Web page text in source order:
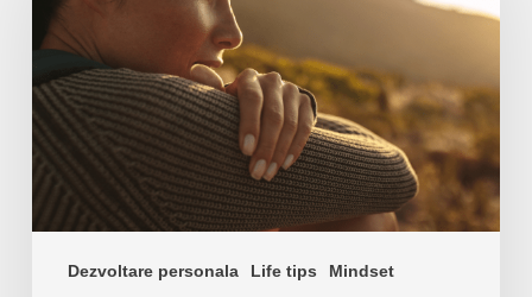
Dezvoltare personala Life tips Mindset
curajos
fara
deveni
impulsiv
si
fara